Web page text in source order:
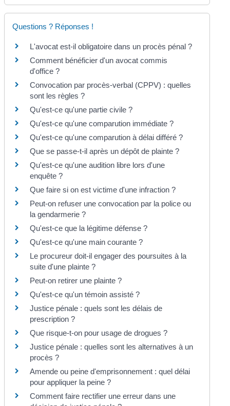
Questions ? Réponses !
L'avocat est-il obligatoire dans un procès pénal ?
Comment bénéficier d'un avocat commis
d'office ?
Convocation par procès-verbal (CPPV) : quelles
sont les règles ?
Qu'est-ce qu'une partie civile ?
Qu'est-ce qu'une comparution immédiate ?
Qu'est-ce qu'une comparution à délai différé ?
Que se passe-t-il après un dépôt de plainte ?
Qu'est-ce qu'une audition libre lors d'une
enquête ?
Que faire si on est victime d'une infraction ?
Peut-on refuser une convocation par la police ou
la gendarmerie ?
Qu'est-ce que la légitime défense ?
Qu'est-ce qu'une main courante ?
Le procureur doit-il engager des poursuites à la
suite d'une plainte ?
Peut-on retirer une plainte ?
Qu'est-ce qu'un témoin assisté ?
Justice pénale : quels sont les délais de
prescription ?
Que risque-t-on pour usage de drogues ?
Justice pénale : quelles sont les alternatives à un
procès ?
Amende ou peine d'emprisonnement : quel délai
pour appliquer la peine ?
Comment faire rectifier une erreur dans une